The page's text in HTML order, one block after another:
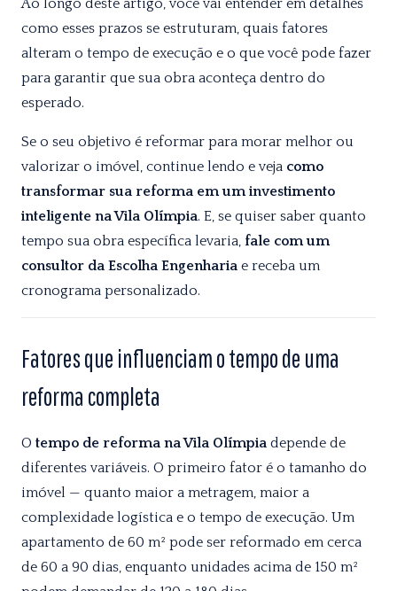
Ao longo deste artigo, você vai entender em detalhes
como esses prazos se estruturam, quais fatores
alteram o tempo de execução e o que você pode fazer
para garantir que sua obra aconteça dentro do
esperado.
Se o seu objetivo é reformar para morar melhor ou
valorizar o imóvel, continue lendo e veja como
transformar sua reforma em um investimento
inteligente na Vila Olímpia. E, se quiser saber quanto
tempo sua obra específica levaria, fale com um
consultor da Escolha Engenharia e receba um
cronograma personalizado.
Fatores que influenciam o tempo de uma
reforma completa
O tempo de reforma na Vila Olímpia depende de
diferentes variáveis. O primeiro fator é o tamanho do
imóvel — quanto maior a metragem, maior a
complexidade logística e o tempo de execução. Um
apartamento de 60 m² pode ser reformado em cerca
de 60 a 90 dias, enquanto unidades acima de 150 m²